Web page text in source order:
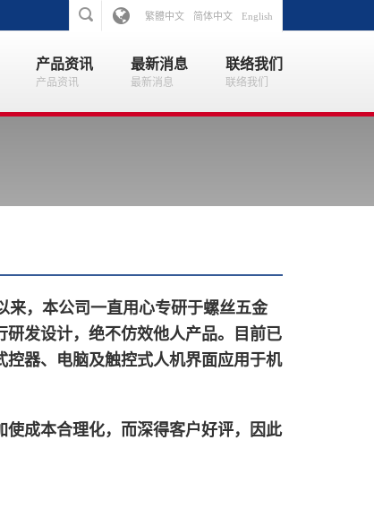
繁體中文 简体中文 English
产品资讯
产品资讯
最新消息
最新消息
联络我们
联络我们
来，本公司一直用心专研于螺丝五金
研发设计，绝不仿效他人产品。目前已
控器、 电脑及触控式人机界面应用于机
使成本合理化，而深得客户好评，因此